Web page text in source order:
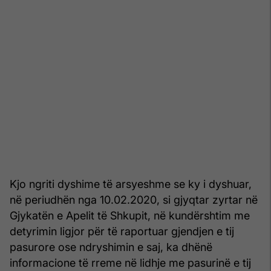
Kjo ngriti dyshime të arsyeshme se ky i dyshuar,
në periudhën nga 10.02.2020, si gjyqtar zyrtar në
Gjykatën e Apelit të Shkupit, në kundërshtim me
detyrimin ligjor për të raportuar gjendjen e tij
pasurore ose ndryshimin e saj, ka dhënë
informacione të rreme në lidhje me pasurinë e tij